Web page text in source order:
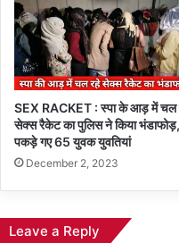
SEX RACKET : स्पा के आड़ में चल
सेक्स रैकेट का पुलिस ने किया भंडाफोड़,
पकड़े गए 65 युवक युवतियां
December 2, 2023
Leave a Reply